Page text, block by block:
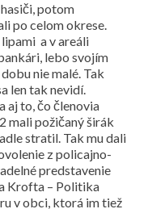
potom
po celom okrese.
a v areáli
lebo svojím
nie malé. Tak
len tak nevidí.
aj to, čo členovia
mali požičaný širák
stratil. Tak mu dali
z policajno-
predstavenie
Krofta – Politika
v obci, ktorá im tiež